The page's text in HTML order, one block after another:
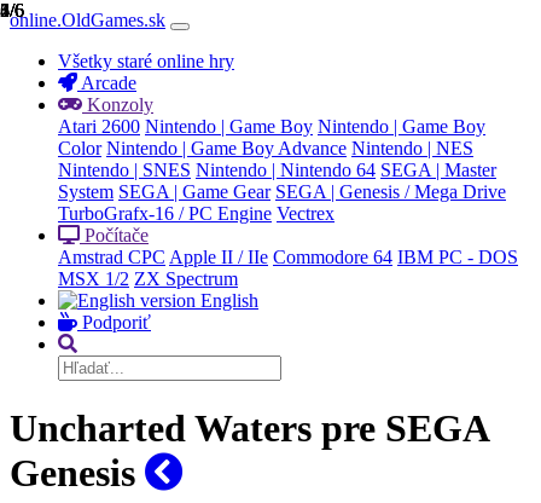
online.OldGames.sk
Všetky staré online hry
Arcade
Konzoly
Atari 2600 Nintendo | Game Boy Nintendo | Game Boy
Color Nintendo | Game Boy Advance Nintendo | NES
Nintendo | SNES Nintendo | Nintendo 64 SEGA | Master
System SEGA | Game Gear SEGA | Genesis / Mega Drive
TurboGrafx-16 / PC Engine Vectrex
Počítače
Amstrad CPC Apple II / IIe Commodore 64 IBM PC - DOS
MSX 1/2 ZX Spectrum
English
Podporiť
Uncharted Waters pre SEGA
Genesis
1/6
2/6
3/6
4/6
5/6
6/6